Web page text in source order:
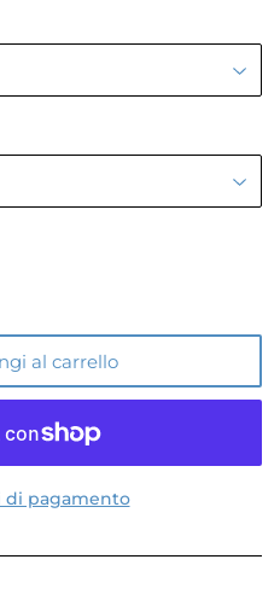
al carrello
di pagamento